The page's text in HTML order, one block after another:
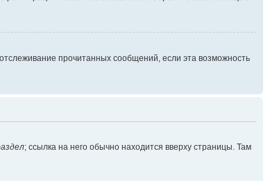
прочитанных сообщений, если эта возможность
; ссылка на него обычно находится вверху страницы. Там